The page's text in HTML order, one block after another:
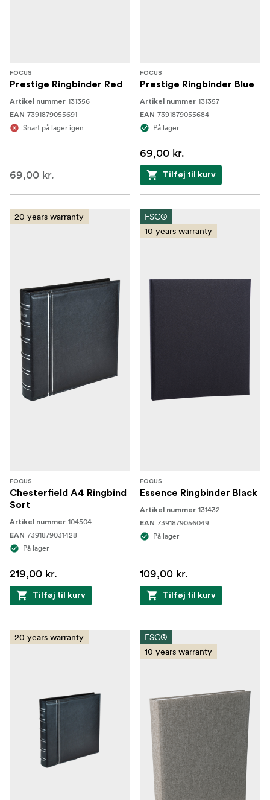
FOCUS
Prestige Ringbinder Red
Artikel nummer 131356
EAN 7391879055691
Snart på lager igen
69,00 kr.
FOCUS
Prestige Ringbinder Blue
Artikel nummer 131357
EAN 7391879055684
På lager
69,00 kr.
Tilføj til kurv
20 years warranty
FOCUS
Chesterfield A4 Ringbind
Sort
Artikel nummer 104504
EAN 7391879031428
På lager
219,00 kr.
Tilføj til kurv
FSC®
10 years warranty
FOCUS
Essence Ringbinder Black
Artikel nummer 131432
EAN 7391879056049
På lager
109,00 kr.
Tilføj til kurv
20 years warranty
FSC®
10 years warranty